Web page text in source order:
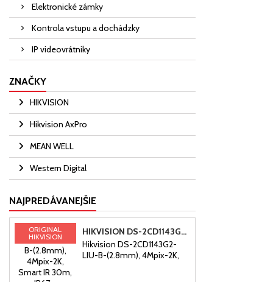
Elektronické zámky
Kontrola vstupu a dochádzky
IP videovrátniky
ZNAČKY
HIKVISION
Hikvision AxPro
MEAN WELL
Western Digital
NAJPREDÁVANEJŠIE
ORIGINAL
HIKVISION
HIKVISION DS-2CD1143G2-LIU-B-(2.8MM), 4MPIX-2K, SMART IR 30M, IP67, POE, MIKROFÓN
Hikvision DS-2CD1143G2-
LIU-B-(2.8mm), 4Mpix-2K,